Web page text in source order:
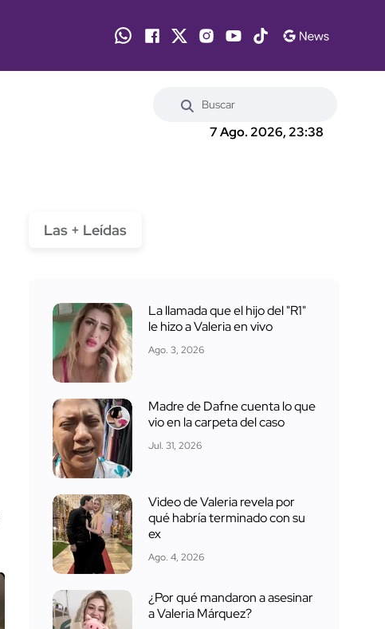
7 Ago. 2026, 23:38
Las + Leídas
La llamada que el hijo del "R1"
le hizo a Valeria en vivo
Ago. 3, 2026
Madre de Dafne cuenta lo que
vio en la carpeta del caso
Jul. 31, 2026
Video de Valeria revela por
qué habría terminado con su
ex
Ago. 4, 2026
¿Por qué mandaron a asesinar
a Valeria Márquez?